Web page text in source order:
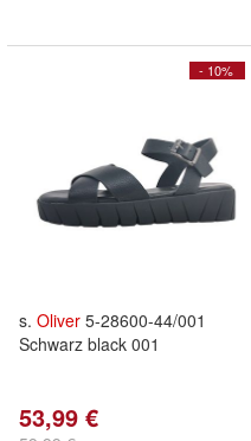
- 10%
s. Oliver 5-28600-44/001
Schwarz black 001
53,99 €